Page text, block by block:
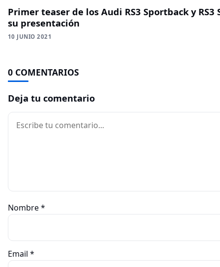
Primer teaser de los Audi RS3 Sportback y RS3
su presentación
10 JUNIO 2021
0 COMENTARIOS
Deja tu comentario
Comentario
Nombre*
Email *